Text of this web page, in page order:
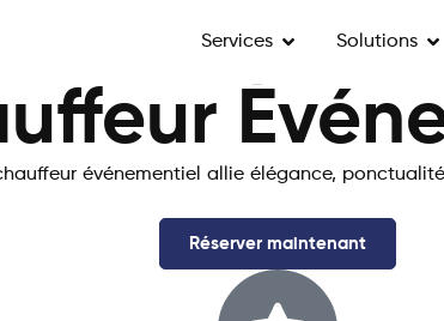
Services Solutions
événementiel allie élégance,
Réserver maintenant